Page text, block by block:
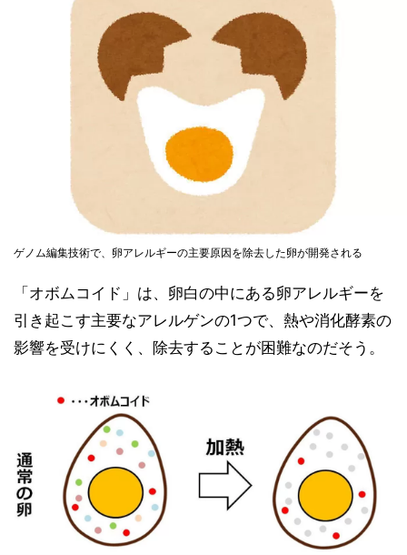
ゲノム編集技術で、卵アレルギーの主要原因を除去した卵が開発される
「オボムコイド」は、卵白の中にある卵アレルギーを
引き起こす主要なアレルゲンの1つで、熱や消化酵素の
影響を受けにくく、除去することが困難なのだそう。